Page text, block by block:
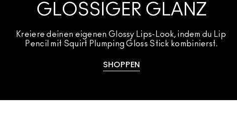
GLOSSIGER GLANZ
Kreiere deinen eigenen Glossy Lips-Look, indem du Lip
Pencil mit Squirt Plumping Gloss Stick kombinierst.
SHOPPEN